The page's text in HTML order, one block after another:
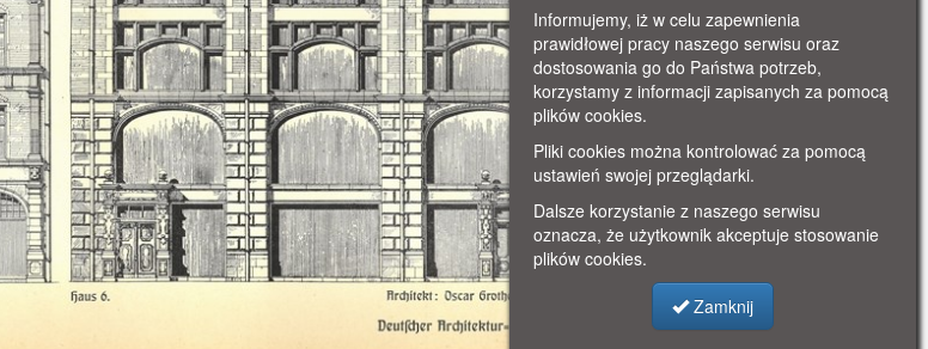
Informujemy, iż w celu zapewnienia
prawidłowej pracy naszego serwisu oraz
dostosowania go do Państwa potrzeb,
korzystamy z informacji zapisanych za pomocą
plików cookies.
Pliki cookies można kontrolować za pomocą
ustawień swojej przeglądarki.
Dalsze korzystanie z naszego serwisu
oznacza, że użytkownik akceptuje stosowanie
plików cookies.
Zamknij